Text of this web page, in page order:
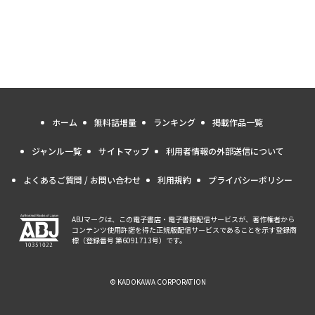
ホーム 無料話増量 ランキング 掲載作品一覧
ジャンル一覧 サイトマップ 利用者情報の外部送信について
よくあるご質問 / お問い合わせ 利用規約 プライバシーポリシー
ABJマークは、この電子書店・電子書籍配信サービスが、著作権者から
コンテンツ使用許諾を得た正規版配信サービスであることを示す登録商
標（登録番号 第6091713号）です。
© KADOKAWA CORPORATION